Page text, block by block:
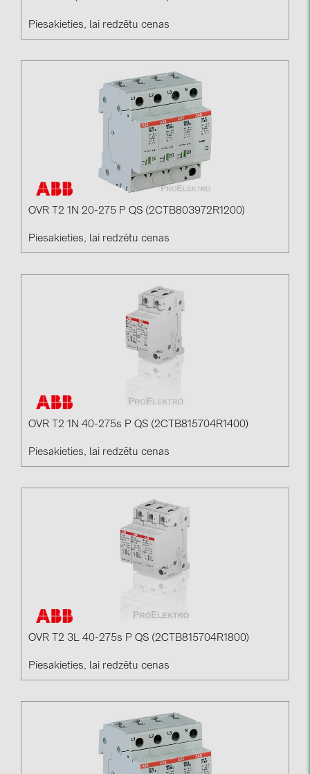
Piesakieties, lai redzētu cenas
OVR T2 1N 20-275 P QS (2CTB803972R1200)
Piesakieties, lai redzētu cenas
OVR T2 1N 40-275s P QS (2CTB815704R1400)
Piesakieties, lai redzētu cenas
OVR T2 3L 40-275s P QS (2CTB815704R1800)
Piesakieties, lai redzētu cenas